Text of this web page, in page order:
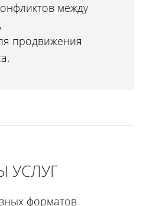
между
продвижения
УСЛУГ
форматов